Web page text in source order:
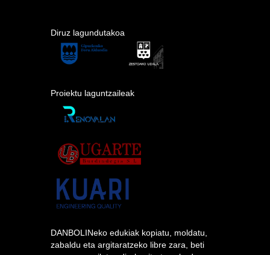
Diruz lagundutakoa
Proiektu laguntzaileak
DANBOLINeko edukiak kopiatu, moldatu,
zabaldu eta argitaratzeko libre zara, beti